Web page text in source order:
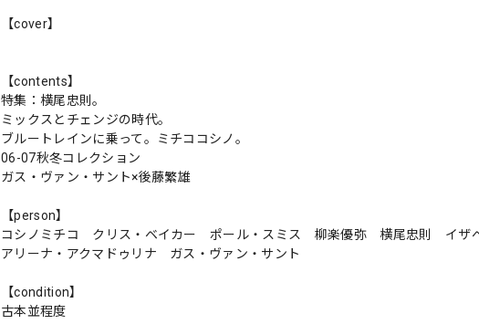
【cover】
【contents】
特集：横尾忠則。
ミックスとチェンジの時代。
ブルートレインに乗って。ミチココシノ。
06-07秋冬コレクション
ガス・ヴァン・サント×後藤繁雄
【person】
コシノミチコ クリス・ベイカー ポール・スミス 柳楽優弥 横尾忠則 イ
アリーナ・アクマドゥリナ ガス・ヴァン・サント
【condition】
古本並程度